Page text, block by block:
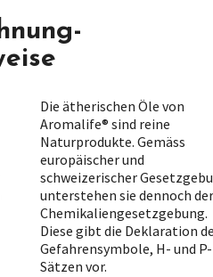
Die ätherischen Öle von
Aromalife® sind reine
Naturprodukte. Gemäss
europäischer und
schweizerischer
unterstehen sie dennoch der
Chemikaliengesetzgebung.
Diese gibt die Deklaration
Gefahrensymbole, H- und P-
Sätzen vor.